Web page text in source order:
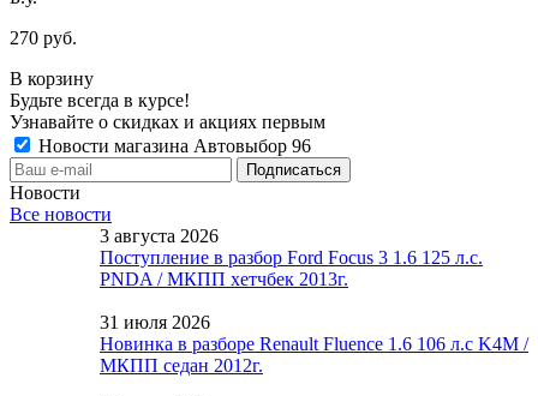
270 руб.
В корзину
Будьте всегда в курсе!
Узнавайте о скидках и акциях первым
Новости магазина Автовыбор 96
Новости
Все новости
3 августа 2026
Поступление в разбор Ford Focus 3 1.6 125 л.с.
PNDA / МКПП хетчбек 2013г.
31 июля 2026
Новинка в разборе Renault Fluence 1.6 106 л.с K4M /
МКПП седан 2012г.